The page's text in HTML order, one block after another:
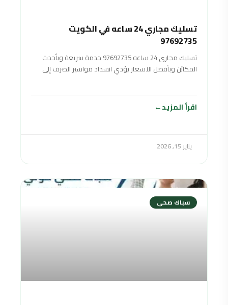
تسليك مجاري 24 ساعه في الكويت
97692735
تسليك مجاري 24 ساعه 97692735 خدمة سريعة وبأحدث
المكائن وبأفضل اﻻسعار يؤدي انسداد مواسير الصرف إلى
اقرأ المزيد
يناير 15, 2026
سباك صحى